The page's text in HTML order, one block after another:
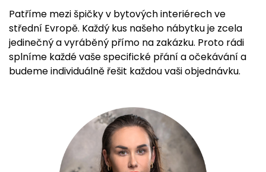
Patříme mezi špičky v bytových interiérech ve
střední Evropě. Každý kus našeho nábytku je zcela
jedinečný a vyráběný přímo na zakázku. Proto rádi
splníme každé vaše specifické přání a očekávání a
budeme individuálně řešit každou vaši objednávku.